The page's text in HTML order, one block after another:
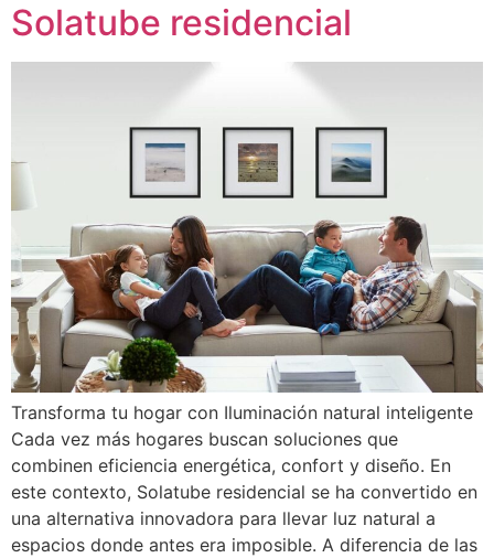
Solatube residencial
Transforma tu hogar con Iluminación natural inteligente
Cada vez más hogares buscan soluciones que
combinen eficiencia energética, confort y diseño. En
este contexto, Solatube residencial se ha convertido en
una alternativa innovadora para llevar luz natural a
espacios donde antes era imposible. A diferencia de las